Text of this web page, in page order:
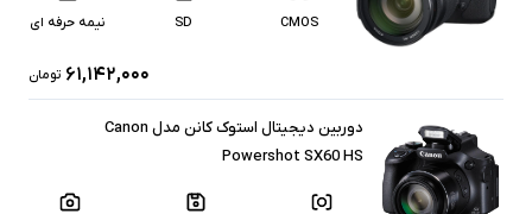
CMOS
SD نیمه حرفه ای
۶۱,۱۴۲,۰۰۰ تومان
دوربین دیجیتال استوک کانن مدل Canon
Powershot SX60 HS